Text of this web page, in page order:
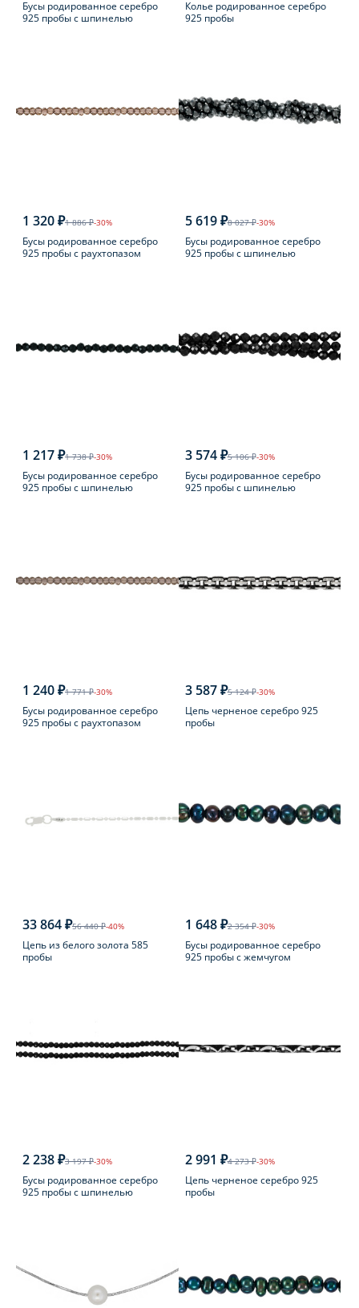
Бусы родированное серебро
925 пробы с шпинелью
Колье родированное серебро
925 пробы
1 320 ₽1 886 ₽-30%
Бусы родированное серебро
925 пробы с раухтопазом
5 619 ₽8 027 ₽-30%
Бусы родированное серебро
925 пробы с шпинелью
1 217 ₽1 738 ₽-30%
Бусы родированное серебро
925 пробы с шпинелью
3 574 ₽5 106 ₽-30%
Бусы родированное серебро
925 пробы с шпинелью
1 240 ₽1 771 ₽-30%
Бусы родированное серебро
925 пробы с раухтопазом
3 587 ₽5 124 ₽-30%
Цепь черненое серебро 925
пробы
33 864 ₽56 440 ₽-40%
Цепь из белого золота 585
пробы
1 648 ₽2 354 ₽-30%
Бусы родированное серебро
925 пробы с жемчугом
2 238 ₽3 197 ₽-30%
Бусы родированное серебро
925 пробы с шпинелью
2 991 ₽4 273 ₽-30%
Цепь черненое серебро 925
пробы